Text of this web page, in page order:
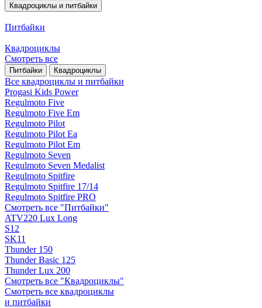
Квадроциклы и питбайки
Питбайки
Квадроциклы
Смотреть все
Питбайки Квадроциклы
Все квадроциклы и питбайки
Progasi Kids Power
Regulmoto Five
Regulmoto Five Em
Regulmoto Pilot
Regulmoto Pilot Ea
Regulmoto Pilot Em
Regulmoto Seven
Regulmoto Seven Medalist
Regulmoto Spitfire
Regulmoto Spitfire 17/14
Regulmoto Spitfire PRO
Смотреть все "Питбайки"
ATV220 Lux Long
S12
SK11
Thunder 150
Thunder Basic 125
Thunder Lux 200
Смотреть все "Квадроциклы"
Смотреть все квадроциклы
и питбайки